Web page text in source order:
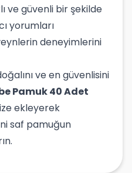
ve güvenli bir şekilde
yorumları
deneyimlerini
ve en güvenlisini
Pamuk 40 Adet
ekleyerek
saf pamuğun